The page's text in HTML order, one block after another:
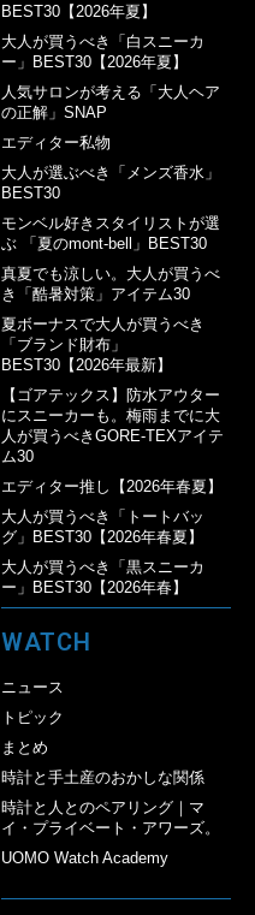
BEST30【2026年夏】
大人が買うべき「白スニーカ
ー」BEST30【2026年夏】
人気サロンが考える「大人ヘア
の正解」SNAP
エディター私物
大人が選ぶべき「メンズ香水」
BEST30
モンベル好きスタイリストが選
ぶ 「夏のmont-bell」BEST30
真夏でも涼しい。大人が買うべ
き「酷暑対策」アイテム30
夏ボーナスで大人が買うべき
「ブランド財布」
BEST30【2026年最新】
【ゴアテックス】防水アウター
にスニーカーも。梅雨までに大
人が買うべきGORE-TEXアイテ
ム30
エディター推し【2026年春夏】
大人が買うべき「トートバッ
グ」BEST30【2026年春夏】
大人が買うべき「黒スニーカ
ー」BEST30【2026年春】
WATCH
ニュース
トピック
まとめ
時計と手土産のおかしな関係
時計と人とのペアリング｜マ
イ・プライベート・アワーズ。
UOMO Watch Academy